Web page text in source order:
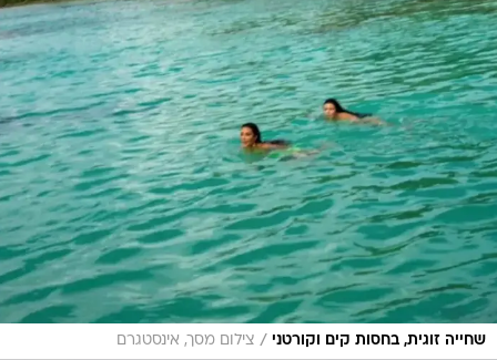
שחייה זוגית, בחסות קים וקורטני / צילום מסך, אינסטגרם